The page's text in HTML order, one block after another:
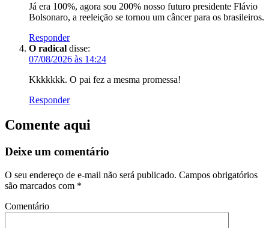
Já era 100%, agora sou 200% nosso futuro presidente Flávio
Bolsonaro, a reeleição se tornou um câncer para os brasileiros.
Responder
O radical disse:
07/08/2026 às 14:24
Kkkkkkk. O pai fez a mesma promessa!
Responder
Comente aqui
Deixe um comentário
O seu endereço de e-mail não será publicado. Campos obrigatórios
são marcados com *
Comentário